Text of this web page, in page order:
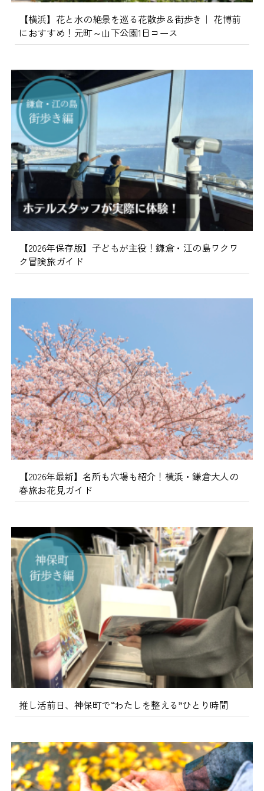
【横浜】花と水の絶景を巡る花散歩＆街歩き｜ 花博前
におすすめ！元町～山下公園1日コース
【2026年保存版】子どもが主役！鎌倉・江の島ワクワ
ク冒険旅ガイド
【2026年最新】名所も穴場も紹介！横浜・鎌倉大人の
春旅お花見ガイド
推し活前日、神保町で“わたしを整える”ひとり時間